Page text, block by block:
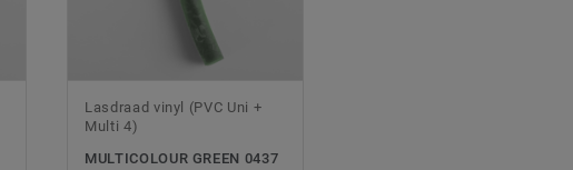
Lasdraad vinyl (PVC Uni +
Multi 4)
MULTICOLOUR GREEN 0437